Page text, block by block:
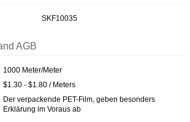
SKF10035
AGB
1000 Meter/Meter
$1.30 - $1.80 / Meters
Der verpackende PET-Film, geben besonders
Erklärung im Voraus ab